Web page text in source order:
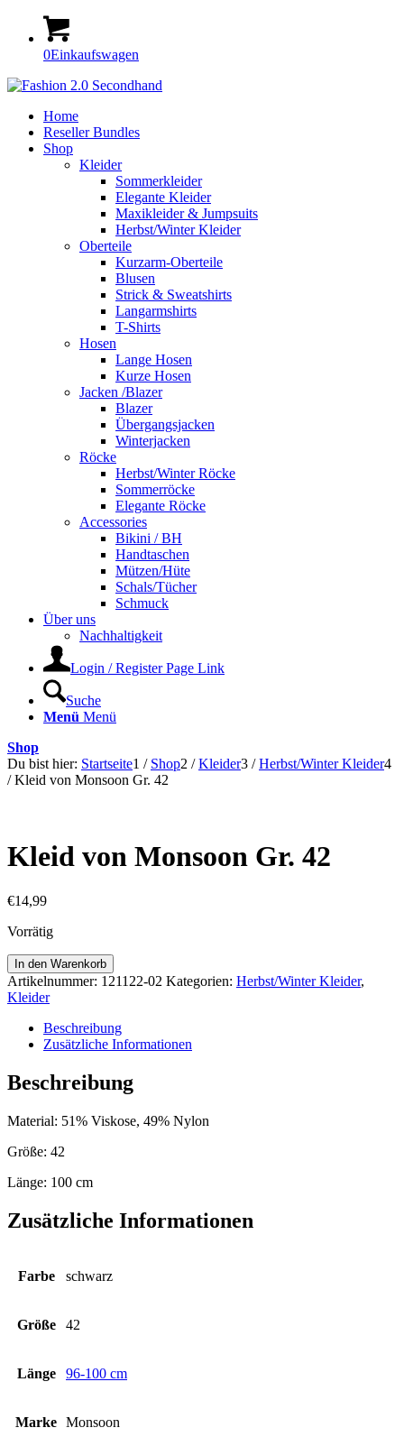
0Einkaufswagen
Home
Reseller Bundles
Shop
Kleider
Sommerkleider
Elegante Kleider
Maxikleider & Jumpsuits
Herbst/Winter Kleider
Oberteile
Kurzarm-Oberteile
Blusen
Strick & Sweatshirts
Langarmshirts
T-Shirts
Hosen
Lange Hosen
Kurze Hosen
Jacken /Blazer
Blazer
Übergangsjacken
Winterjacken
Röcke
Herbst/Winter Röcke
Sommerröcke
Elegante Röcke
Accessories
Bikini / BH
Handtaschen
Mützen/Hüte
Schals/Tücher
Schmuck
Über uns
Nachhaltigkeit
Login / Register Page Link
Suche
Menü Menü
Shop
Du bist hier: Startseite1 / Shop2 / Kleider3 / Herbst/Winter Kleider4
/ Kleid von Monsoon Gr. 42
Kleid von Monsoon Gr. 42
€14,99
Vorrätig
Kleid
von
Monsoon
Menge
In den Warenkorb
Artikelnummer: 121122-02 Kategorien: Herbst/Winter Kleider,
Kleider
Beschreibung
Zusätzliche Informationen
Beschreibung
Material: 51% Viskose, 49% Nylon
Größe: 42
Länge: 100 cm
Zusätzliche Informationen
Farbe schwarz
Größe 42
Länge 96-100 cm
Marke Monsoon